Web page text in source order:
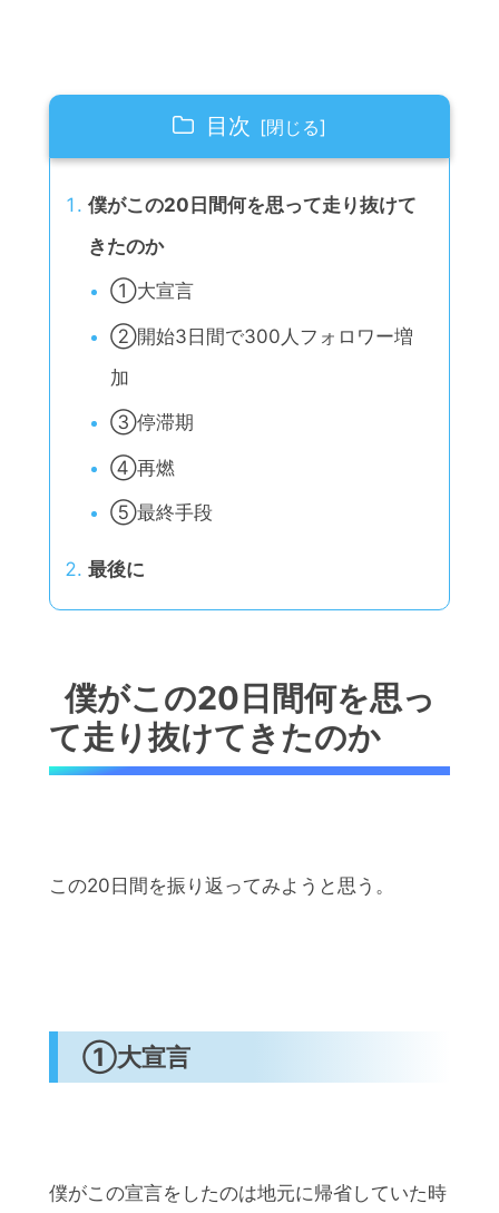
目次
僕がこの20日間何を思って走り抜けて
きたのか
①大宣言
②開始3日間で300人フォロワー増
加
③停滞期
④再燃
⑤最終手段
最後に
僕がこの20日間何を思っ
て走り抜けてきたのか
この20日間を振り返ってみようと思う。
①大宣言
僕がこの宣言をしたのは地元に帰省していた時